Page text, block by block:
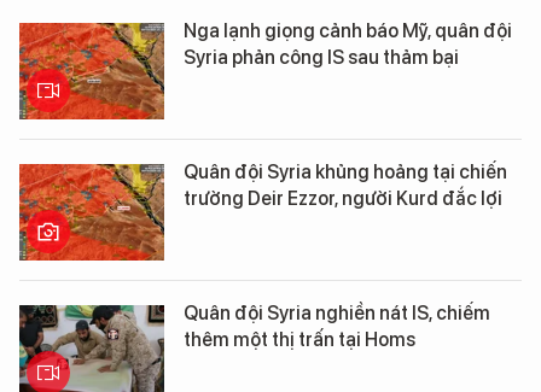
Nga lạnh giọng cảnh báo Mỹ, quân đội
Syria phản công IS sau thảm bại
Quân đội Syria khủng hoảng tại chiến
trường Deir Ezzor, người Kurd đắc lợi
Quân đội Syria nghiền nát IS, chiếm
thêm một thị trấn tại Homs